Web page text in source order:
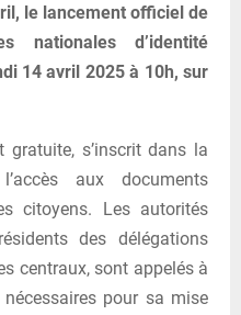
le lancement officiel de
nationales d’identité
14 avril 2025 à 10h, sur
gratuite, s’inscrit dans la
aux documents
citoyens. Les autorités
des délégations
centraux, sont appelés à
pour sa mise